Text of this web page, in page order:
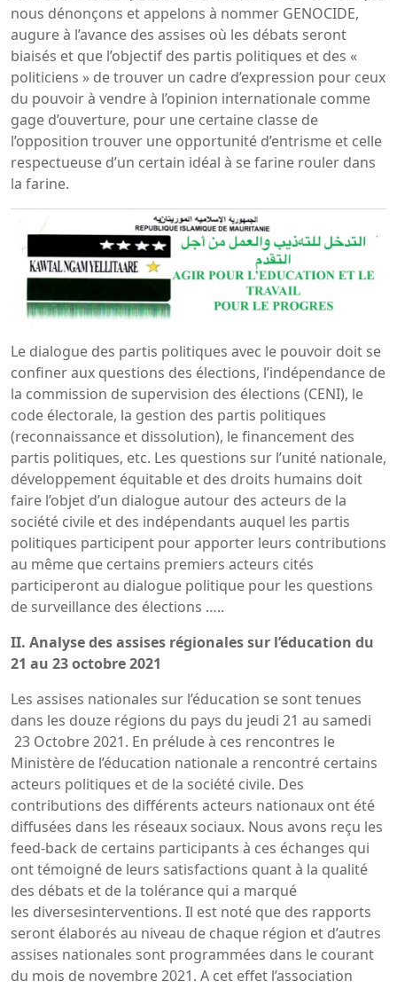
nous dénonçons et appelons à nommer GENOCIDE,
augure à l’avance des assises où les débats seront
biaisés et que l’objectif des partis politiques et des «
politiciens » de trouver un cadre d’expression pour ceux
du pouvoir à vendre à l’opinion internationale comme
gage d’ouverture, pour une certaine classe de
l’opposition trouver une opportunité d’entrisme et celle
respectueuse d’un certain idéal à se farine rouler dans
la farine.
Le dialogue des partis politiques avec le pouvoir doit se
confiner aux questions des élections, l’indépendance de
la commission de supervision des élections (CENI), le
code électorale, la gestion des partis politiques
(reconnaissance et dissolution), le financement des
partis politiques, etc. Les questions sur l’unité nationale,
développement équitable et des droits humains doit
faire l’objet d’un dialogue autour des acteurs de la
société civile et des indépendants auquel les partis
politiques participent pour apporter leurs contributions
au même que certains premiers acteurs cités
participeront au dialogue politique pour les questions
de surveillance des élections …..
II. Analyse des assises régionales sur l’éducation du
21 au 23 octobre 2021
Les assises nationales sur l’éducation se sont tenues
dans les douze régions du pays du jeudi 21 au samedi
23 Octobre 2021. En prélude à ces rencontres le
Ministère de l’éducation nationale a rencontré certains
acteurs politiques et de la société civile. Des
contributions des différents acteurs nationaux ont été
diffusées dans les réseaux sociaux. Nous avons reçu les
feed-back de certains participants à ces échanges qui
ont témoigné de leurs satisfactions quant à la qualité
des débats et de la tolérance qui a marqué
les diversesinterventions. Il est noté que des rapports
seront élaborés au niveau de chaque région et d’autres
assises nationales sont programmées dans le courant
du mois de novembre 2021. A cet effet l’association